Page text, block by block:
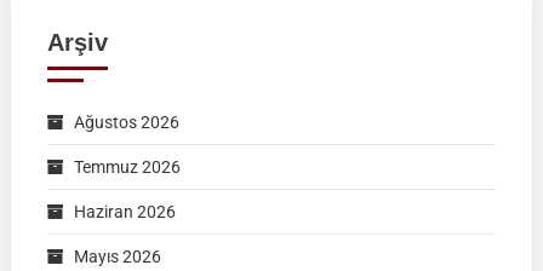
Arşiv
Ağustos 2026
Temmuz 2026
Haziran 2026
Mayıs 2026